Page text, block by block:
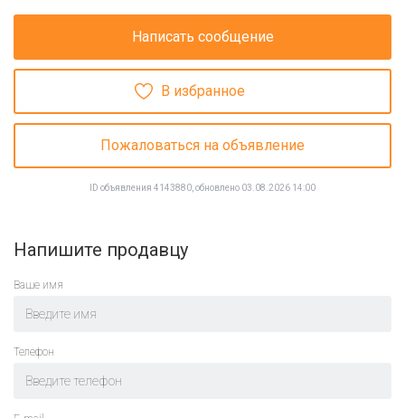
Написать сообщение
В избранное
Пожаловаться на объявление
ID объявления 4143880, обновлено 03.08.2026 14:00
Напишите продавцу
Ваше имя
Телефон